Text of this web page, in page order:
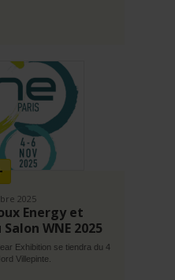
2025
Energy et
WNE 2025
Exhibition se tiendra du 4
Villepinte.